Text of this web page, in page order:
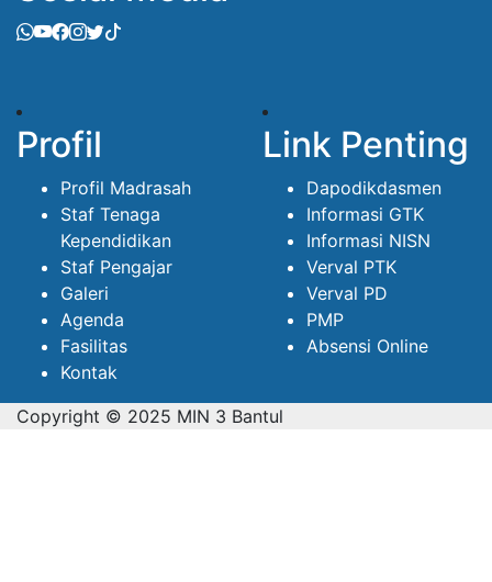
Profil
Profil Madrasah
Staf Tenaga
Kependidikan
Staf Pengajar
Galeri
Agenda
Fasilitas
Kontak
Link Penting
Dapodikdasmen
Informasi GTK
Informasi NISN
Verval PTK
Verval PD
PMP
Absensi Online
Copyright © 2025 MIN 3 Bantul